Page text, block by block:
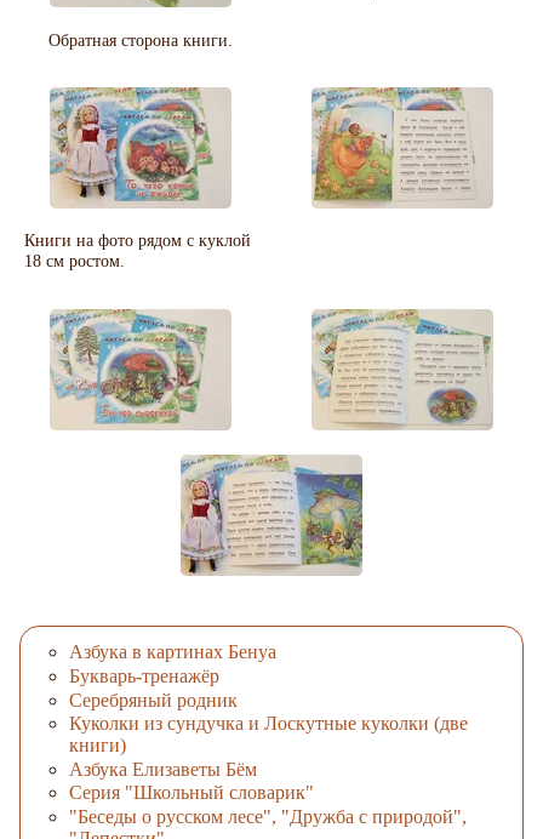
Обратная сторона книги.
Книги на фото рядом с куклой
18 см ростом.
Азбука в картинах Бенуа
Букварь-тренажёр
Серебряный родник
Куколки из сундучка и Лоскутные куколки (две
книги)
Азбука Елизаветы Бём
Серия "Школьный словарик"
"Беседы о русском лесе", "Дружба с природой",